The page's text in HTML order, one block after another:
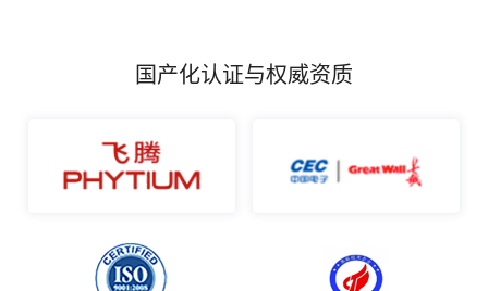
国产化认证与权威资质